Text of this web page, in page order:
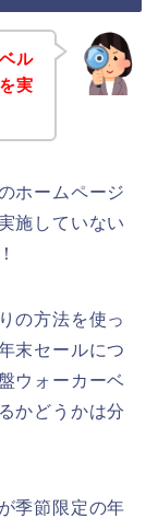
ル
実
ホームページ
施していない
の方法を使っ
末セールにつ
ウォーカーベ
かどうかは分
季節限定の年